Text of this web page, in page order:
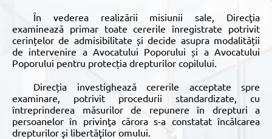
În vederea realizării misiunii sale, Direcţia
examinează primar toate cererile înregistrate potrivit
cerințelor de admisibilitate și decide asupra modalității
de intervenire a Avocatului Poporului și a Avocatului
Poporului pentru protecția drepturilor copilului.
Direcția investighează cererile acceptate spre
examinare, potrivit procedurii standardizate, cu
întreprinderea măsurilor de repunere în drepturi a
persoanelor în privinţa cărora s-a constatat încălcarea
drepturilor şi libertăţilor omului.